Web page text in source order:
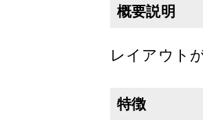
概要説明
レイアウト
特徴